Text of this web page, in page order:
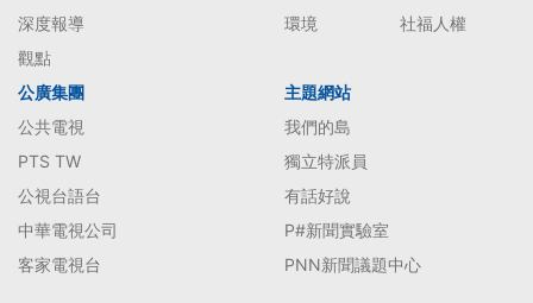
深度報導
觀點
環境
社福人權
公廣集團
公共電視
PTS TW
公視台語台
中華電視公司
客家電視台
主題網站
我們的島
獨立特派員
有話好說
P#新聞實驗室
PNN新聞議題中心